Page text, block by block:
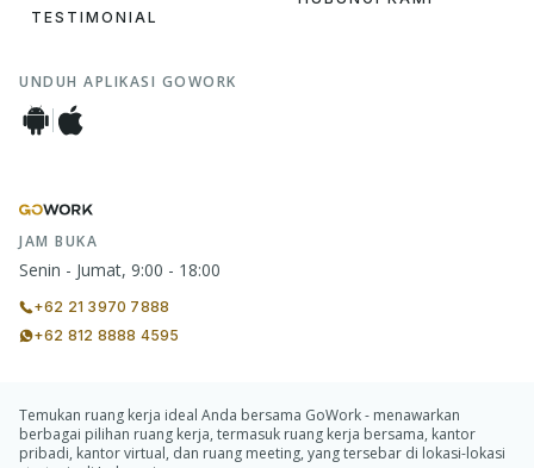
TESTIMONIAL
UNDUH APLIKASI GOWORK
JAM BUKA
Senin - Jumat, 9:00 - 18:00
+62 21 3970 7888
+62 812 8888 4595
Temukan ruang kerja ideal Anda bersama GoWork - menawarkan
berbagai pilihan ruang kerja, termasuk ruang kerja bersama, kantor
pribadi, kantor virtual, dan ruang meeting, yang tersebar di lokasi-lokasi